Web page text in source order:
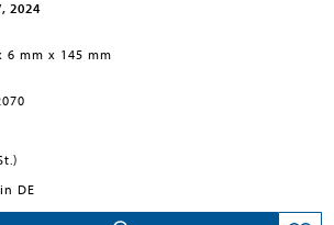
2024
6 mm x 145 mm
DE